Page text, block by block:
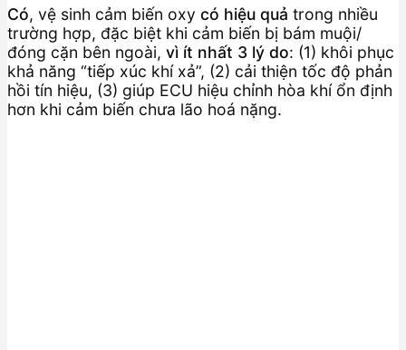
Có, vệ sinh cảm biến oxy có hiệu quả trong nhiều
trường hợp, đặc biệt khi cảm biến bị bám muội/
đóng cặn bên ngoài, vì ít nhất 3 lý do: (1) khôi phục
khả năng “tiếp xúc khí xả”, (2) cải thiện tốc độ phản
hồi tín hiệu, (3) giúp ECU hiệu chỉnh hòa khí ổn định
hơn khi cảm biến chưa lão hoá nặng.